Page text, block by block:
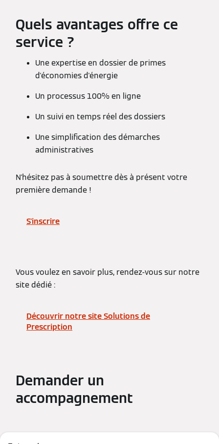
Quels avantages offre ce
service ?
Une expertise en dossier de primes
d'économies d'énergie
Un processus 100% en ligne
Un suivi en temps réel des dossiers
Une simplification des démarches
administratives
N'hésitez pas à soumettre dès à présent votre
première demande !
S'inscrire
Vous voulez en savoir plus, rendez-vous sur notre
site dédié :
Découvrir notre site Solutions de
Prescription
Demander un
accompagnement